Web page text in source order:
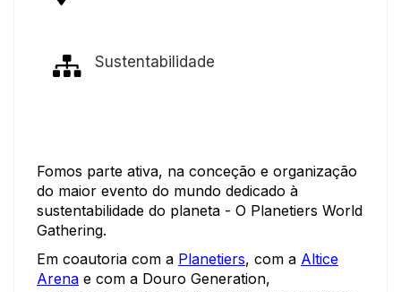
Sustentabilidade
Fomos parte ativa, na conceção e organização
do maior evento do mundo dedicado à
sustentabilidade do planeta - O Planetiers World
Gathering.
Em coautoria com a Planetiers, com a Altice
Arena e com a Douro Generation,